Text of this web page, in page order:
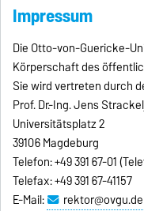
Impressum
Die Otto-von-Guericke-
Körperschaft des
Sie wird vertreten durch
Prof. Dr.-Ing. Jens
Universitätsplatz 2
39106 Magdeburg
Telefon: +49 391 67-01
Telefax: +49 391 67-41157
E-Mail:
rektor@ovgu.de